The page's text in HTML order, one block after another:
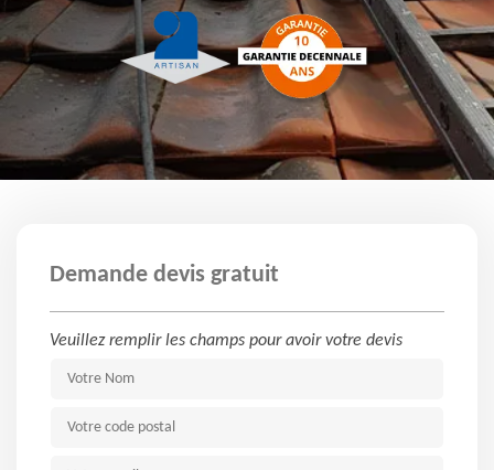
Demande devis gratuit
Veuillez remplir les champs pour avoir votre devis